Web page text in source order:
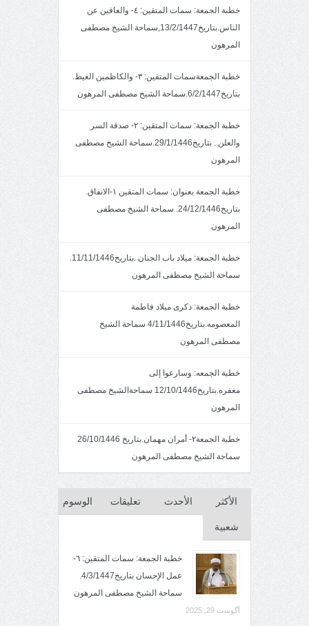
خطبة الجمعة: سمات المتقين: ٤- والعافين عن
الناس.بتاريخ13/2/1447,سماحة الشيخ مصطفى
المرهون
خطبة الجمعةسمات المتقين: ٣- والكاظمين الغيظ.
بتاريخ6/2/1447.سماحة الشيخ مصطفى المرهون
خطبة الجمعة: سمات المتقين: ٢- صدقة السر
والعلن.. بتاريخ29/1/1446.سماحة الشيخ مصطفى
المرهون
خطبة الجمعة بعنوان: سمات المتقين ١-الانفاق.
بتاريخ24/12/1446. سماحة الشيخ مصطفى
المرهون
خطبة الجمعة: ميلاد باب الجنان .بتاريخ11/11/1446.
سماحة الشيخ مصطفى المرهون
خطبة الجمعة: ذكرى ميلاد فاطمة
المعصومه.بتاريخ4/11/1446 سماحة الشيخ
مصطفى المرهون
خطبة الجمعه: وسارعوا إلى
مغفره.بتاريخ12/10/1446 سماحةالشيخ مصطفى
المرهون
خطبة الجمعة٢- أمران مهمان.بتاريخ 26/10/1446
سماحة الشيخ مصطفى المرهون
الأكثر
شعبية
الأحدث تعليقات الوسوم
خطبة الجمعة: سمات المتقين: ٦-
عمل الإحسان بتاريخ4/3/1447.
سماحة الشيخ مصطفى المرهون
آگوست 29, 2025